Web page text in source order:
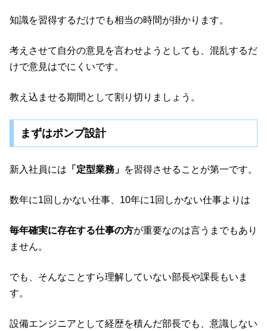
知識を習得するだけでも相当の時間が掛かります。
考えさせて自分の意見を言わせようとしても、混乱するだ
けで意見はでにくいです。
教え込ませる期間として割り切りましょう。
まずはポンプ設計
新入社員には 「定型業務」 を習得させることが第一です。
数年に1回しかない仕事、10年に1回しかない仕事よりは
毎年確実に存在する仕事の方が重要なのは言うまでもあり
ません。
でも、そんなことすら理解していない部長や課長もいま
す。
設備エンジニアとして経歴を積んだ部長でも、意識しない